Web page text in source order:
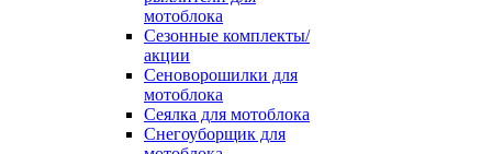
мотоблока
Сезонные комплекты/
акции
Сеноворошилки для
мотоблока
Сеялка для мотоблока
Снегоуборщик для